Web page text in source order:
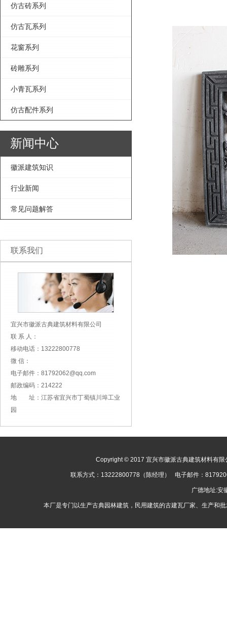
仿古砖系列
仿古瓦系列
花窗系列
砖雕系列
小青瓦系列
仿古配件系列
新闻中心
徽派建筑知识
行业新闻
常见问题解答
联系我们
宜兴市徽派古典建筑材料有限公司
联 系 人：
移动电话：13222800778
微 信：
电子邮件：81792062@qq.com
邮政编码：214222
地 址：江苏省宜兴市丁蜀镇川埠工业
园
Copyright © 2017 宜兴市徽派古典建筑材料有
联系方式：13222800778（陈经理） 电子邮件：
广德地址:
本厂是专门以生产古典园林建筑，民用建筑的古建瓦厂家、生产和